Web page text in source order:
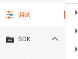
调试
SDK
▶
▶
▶